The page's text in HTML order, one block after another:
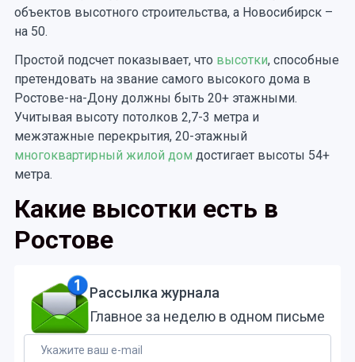
объектов высотного строительства, а Новосибирск –
на 50.
Простой подсчет показывает, что высотки, способные
претендовать на звание самого высокого дома в
Ростове-на-Дону должны быть 20+ этажными.
Учитывая высоту потолков 2,7-3 метра и
межэтажные перекрытия, 20-этажный
многоквартирный жилой дом достигает высоты 54+
метра.
Какие высотки есть в
Ростове
Рассылка журнала
Главное за неделю в одном письме